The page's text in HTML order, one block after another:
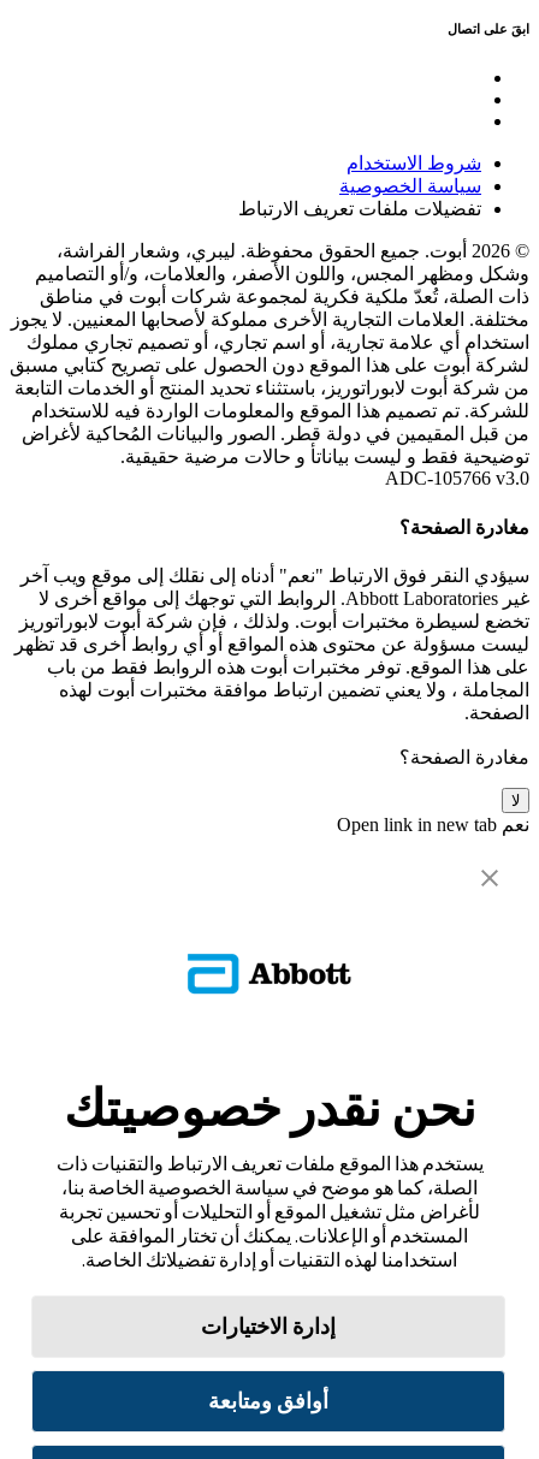
ابقَ على اتصال
شروط الاستخدام
سياسة الخصوصية
تفضيلات ملفات تعريف الارتباط
© 2026 أبوت. جميع الحقوق محفوظة. ليبري، وشعار الفراشة،
وشكل ومظهر المجس، واللون الأصفر، والعلامات، و/أو التصاميم
ذات الصلة، تُعدّ ملكية فكرية لمجموعة شركات أبوت في مناطق
مختلفة. العلامات التجارية الأخرى مملوكة لأصحابها المعنيين. لا يجوز
استخدام أي علامة تجارية، أو اسم تجاري، أو تصميم تجاري مملوك
لشركة أبوت على هذا الموقع دون الحصول على تصريح كتابي مسبق
من شركة أبوت لابوراتوريز، باستثناء تحديد المنتج أو الخدمات التابعة
للشركة. تم تصميم هذا الموقع والمعلومات الواردة فيه للاستخدام
من قبل المقيمين في دولة قطر. الصور والبيانات المُحاكية لأغراض
توضيحية فقط و ليست بياناتأ و حالات مرضية حقيقية.
ADC-105766 v3.0
مغادرة الصفحة؟
سيؤدي النقر فوق الارتباط "نعم" أدناه إلى نقلك إلى موقع ويب آخر
غير Abbott Laboratories. الروابط التي توجهك إلى مواقع أخرى لا
تخضع لسيطرة مختبرات أبوت. ولذلك ، فإن شركة أبوت لابوراتوريز
ليست مسؤولة عن محتوى هذه المواقع أو أي روابط أخرى قد تظهر
على هذا الموقع. توفر مختبرات أبوت هذه الروابط فقط من باب
المجاملة ، ولا يعني تضمين ارتباط موافقة مختبرات أبوت لهذه
الصفحة.
مغادرة الصفحة؟
لا
نعم Open link in new tab
نحن نقدر خصوصيتك
يستخدم هذا الموقع ملفات تعريف الارتباط والتقنيات ذات
الصلة، كما هو موضح في سياسة الخصوصية الخاصة بنا،
لأغراض مثل تشغيل الموقع أو التحليلات أو تحسين تجربة
المستخدم أو الإعلانات. يمكنك أن تختار الموافقة على
استخدامنا لهذه التقنيات أو إدارة تفضيلاتك الخاصة.
إدارة الاختيارات
أوافق ومتابعة